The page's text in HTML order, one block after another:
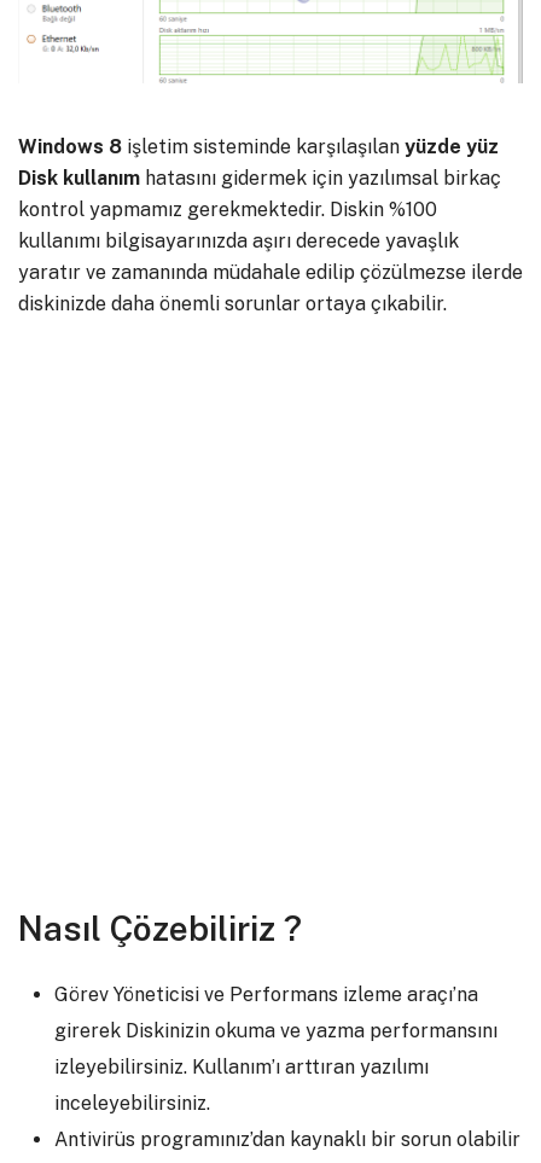
Windows 8 işletim sisteminde karşılaşılan yüzde yüz
Disk kullanım hatasını gidermek için yazılımsal birkaç
kontrol yapmamız gerekmektedir. Diskin %100
kullanımı bilgisayarınızda aşırı derecede yavaşlık
yaratır ve zamanında müdahale edilip çözülmezse ilerde
diskinizde daha önemli sorunlar ortaya çıkabilir.
Nasıl Çözebiliriz ?
Görev Yöneticisi ve Performans izleme araçı’na
girerek Diskinizin okuma ve yazma performansını
izleyebilirsiniz. Kullanım’ı arttıran yazılımı
inceleyebilirsiniz.
Antivirüs programınız’dan kaynaklı bir sorun olabilir